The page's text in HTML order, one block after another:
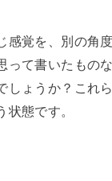
感覚を、別の角
って書いたもの
しょうか？これ
状態です。